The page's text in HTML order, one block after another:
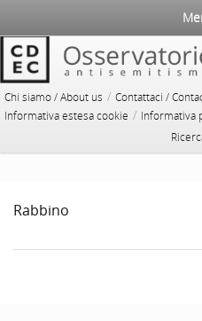
Chi siamo / About us / Contattaci /
Informativa estesa cookie / Informativa
Rabbino